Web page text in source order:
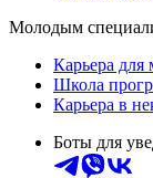
Молодым
Карьера для
Школа
Карьера в
Боты для